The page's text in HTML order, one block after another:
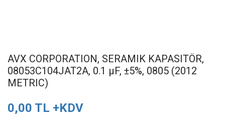
AVX CORPORATION, SERAMIK KAPASITÖR,
08053C104JAT2A, 0.1 µF, ±5%, 0805 (2012
METRIC)
0,00 TL +KDV